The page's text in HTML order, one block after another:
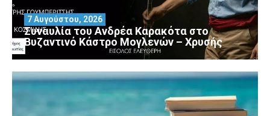
Συναυλία του Ανδρέα Καρακότα στο
Βυζαντινό Κάστρο Μογλενών – Χρυσής
7 Αυγούστου, 2026